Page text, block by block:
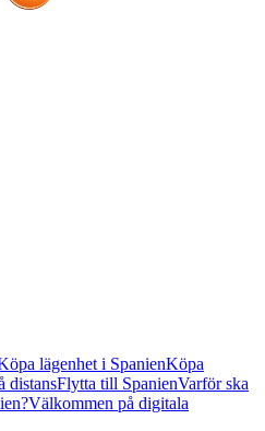
lägenhet i SpanienKöpa
distansFlytta till SpanienVarför ska
Välkommen på digitala